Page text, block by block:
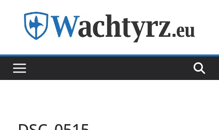
content